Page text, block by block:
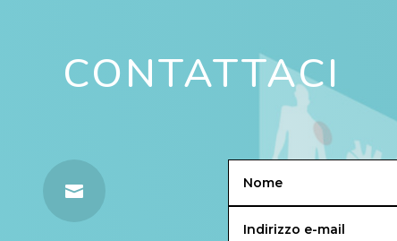
CONTATTACI
